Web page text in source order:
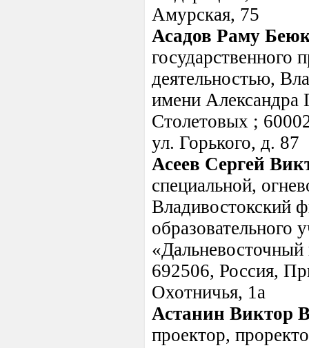
Амурская, 75
Асадов Раму
государственного
деятельностью,
имени Александра
Столетовых ;
ул. Горького, д. 87
Асеев Сергей
специальной,
Владивостокский
образовательного
692506, Россия,
Охотничья, 1а
Астанин Виктор
проектор,